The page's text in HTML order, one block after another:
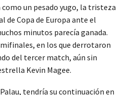
un pesado yugo, la tristeza
de Copa de Europa ante el
minutos parecía ganada.
en los que derrotaron
del tercer match, aún sin
Kevin Magee.
tendría su continuación en